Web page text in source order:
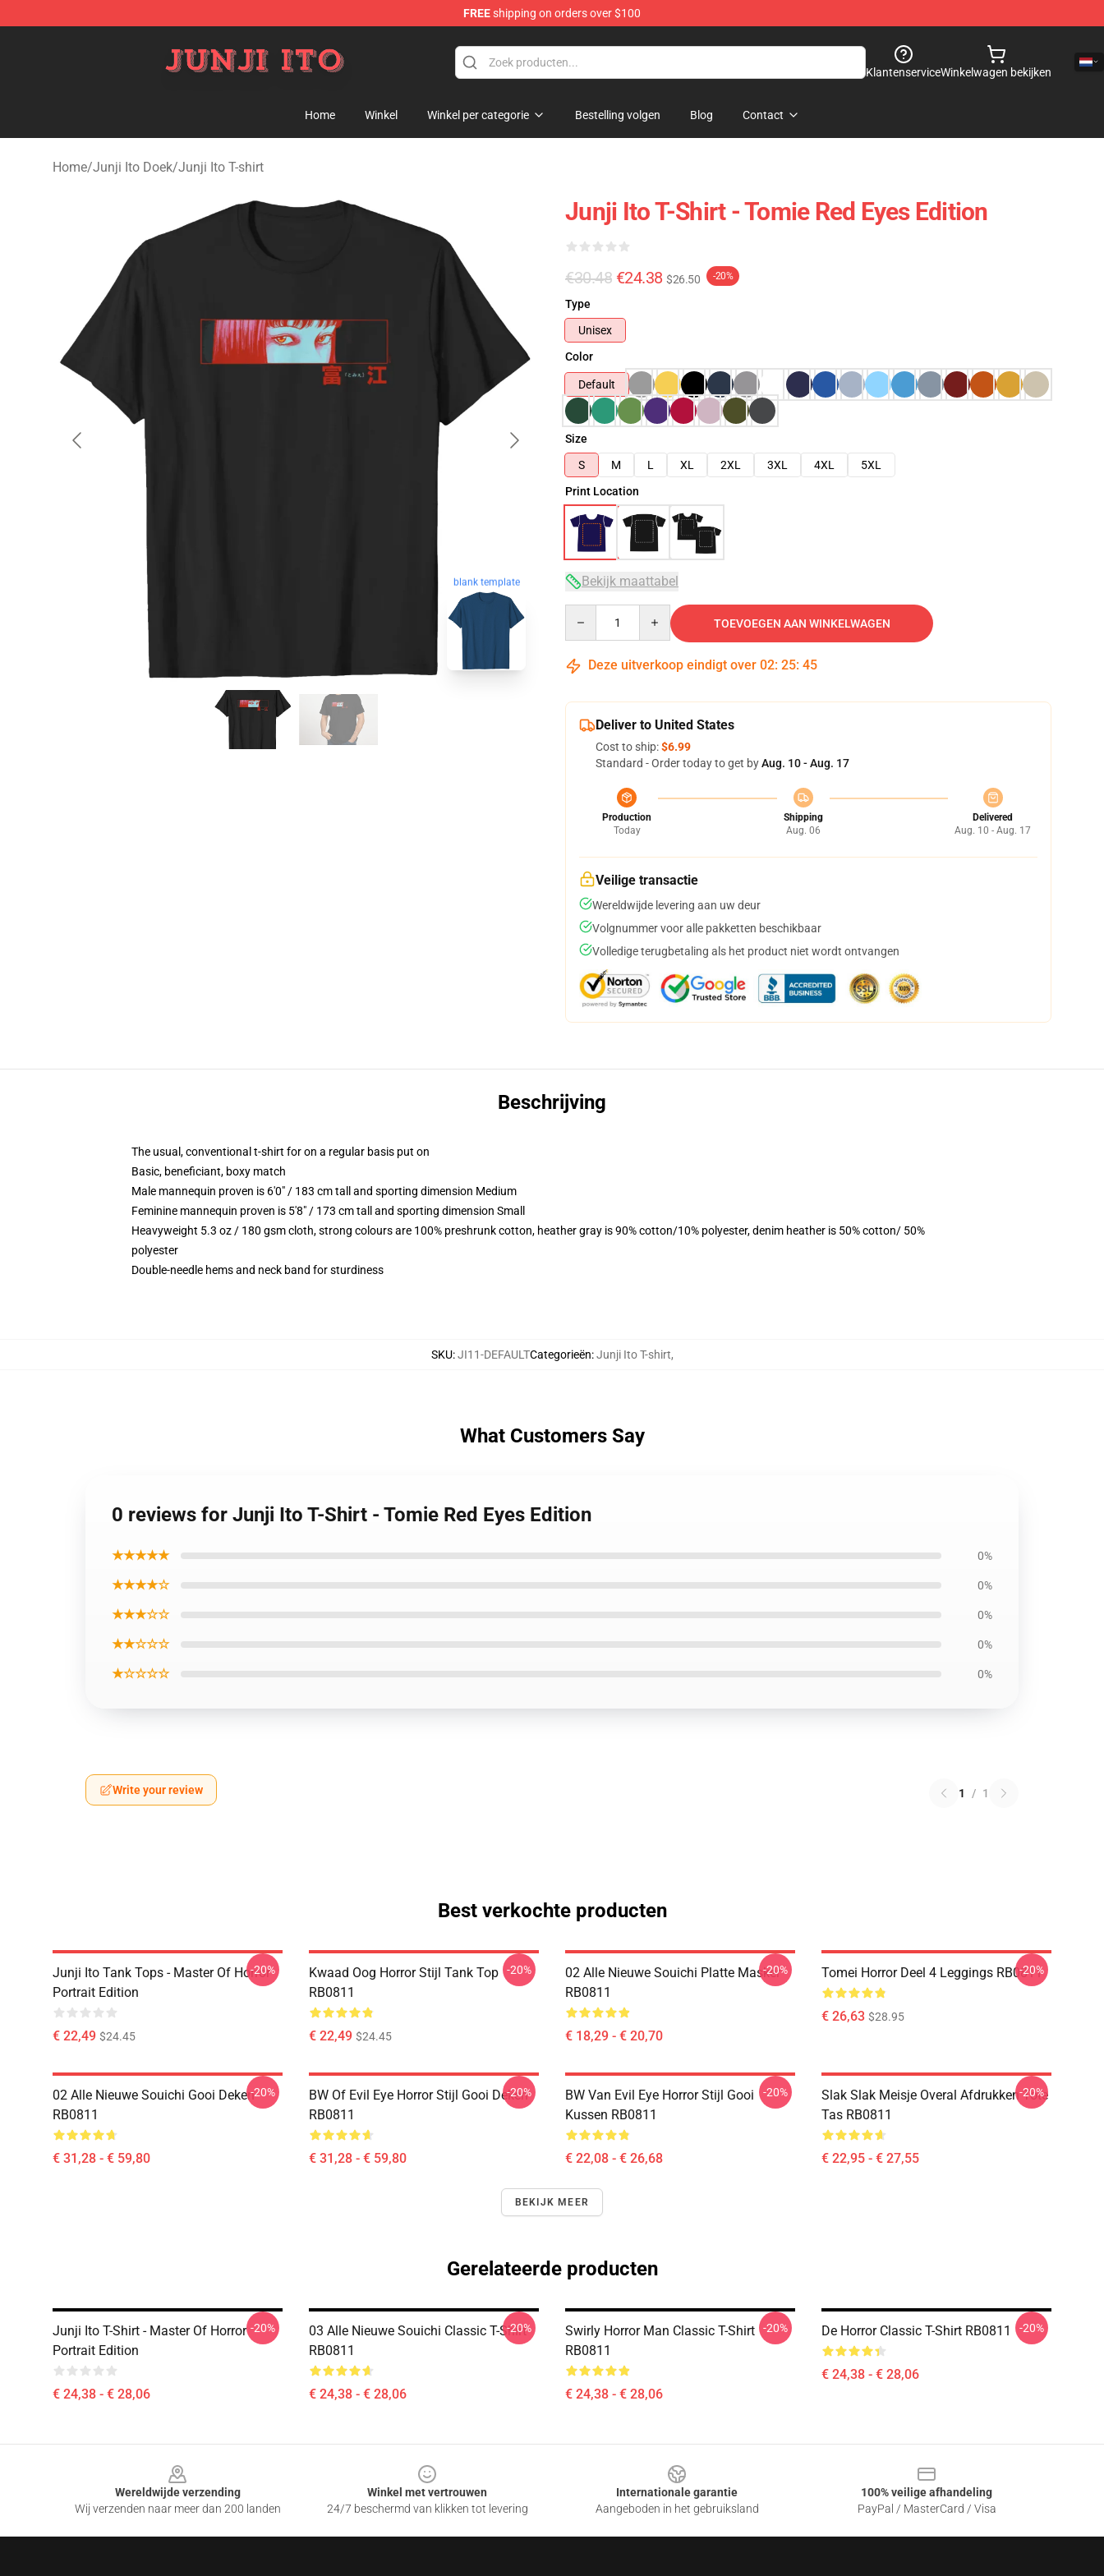
FREEshipping on orders over $100
KlantenserviceWinkelwagen bekijken
Home Winkel Winkel per categorie Bestelling volgen Blog Contact
Home/Junji Ito Doek/Junji Ito T-shirt
blank template
Junji Ito T-Shirt - Tomie Red Eyes Edition
€30.48 €24.38 $26.50 -20%
Type
Unisex
Color
Default
Size
S
M L XL 2XL 3XL 4XL
5XL
Print Location
Bekijk maattabel
TOEVOEGEN AAN WINKELWAGEN
Deze uitverkoop eindigt over 02: 25: 44
Deliver to United States
Cost to ship:$6.99
Standard - Order today to get byAug. 10 - Aug. 17
Production
Today
Shipping
Aug. 06
Delivered
Aug. 10 - Aug. 17
Veilige transactie
Wereldwijde levering aan uw deur
Volgnummer voor alle pakketten beschikbaar
Volledige terugbetaling als het product niet wordt ontvangen
Beschrijving
The usual, conventional t-shirt for on a regular basis put on
Basic, beneficiant, boxy match
Male mannequin proven is 6'0" / 183 cm tall and sporting dimension Medium
Feminine mannequin proven is 5'8" / 173 cm tall and sporting dimension Small
Heavyweight 5.3 oz / 180 gsm cloth, strong colours are 100% preshrunk cotton, heather gray is 90% cotton/10% polyester, denim heather is 50% cotton/ 50%
polyester
Double-needle hems and neck band for sturdiness
SKU:JI11-DEFAULTCategorieën:Junji Ito T-shirt,
What Customers Say
0 reviews for Junji Ito T-Shirt - Tomie Red Eyes Edition
★★★★★ 0%
★★★★☆ 0%
★★★☆☆ 0%
★★☆☆☆ 0%
★☆☆☆☆ 0%
Write your review 1 / 1
Best verkochte producten
Junji Ito Tank Tops - Master Of Horror
Portrait Edition
€ 22,49 $24.45
-20%
Kwaad Oog Horror Stijl Tank Top
RB0811
€ 22,49 $24.45
-20%
02 Alle Nieuwe Souichi Platte Masker
RB0811
€ 18,29 - € 20,70
-20% Tomei Horror Deel 4 Leggings RB0811
€ 26,63 $28.95
-20%
02 Alle Nieuwe Souichi Gooi Deken
RB0811
€ 31,28 - € 59,80
-20%
BW Of Evil Eye Horror Stijl Gooi Deken
RB0811
€ 31,28 - € 59,80
-20%
BW Van Evil Eye Horror Stijl Gooi
Kussen RB0811
€ 22,08 - € 26,68
-20%
Slak Slak Meisje Overal Afdrukken Tote
Tas RB0811
€ 22,95 - € 27,55
-20%
BEKIJK MEER
Gerelateerde producten
Junji Ito T-Shirt - Master Of Horror
Portrait Edition
€ 24,38 - € 28,06
-20%
03 Alle Nieuwe Souichi Classic T-Shirt
RB0811
€ 24,38 - € 28,06
-20%
Swirly Horror Man Classic T-Shirt
RB0811
€ 24,38 - € 28,06
-20% De Horror Classic T-Shirt RB0811
€ 24,38 - € 28,06
-20%
Wereldwijde verzending
Wij verzenden naar meer dan 200 landen
Winkel met vertrouwen
24/7 beschermd van klikken tot levering
Internationale garantie
Aangeboden in het gebruiksland
100% veilige afhandeling
PayPal / MasterCard / Visa